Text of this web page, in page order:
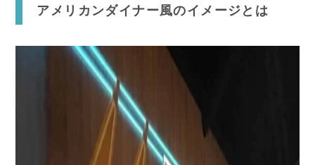
アメリカンダイナー風のイメージとは